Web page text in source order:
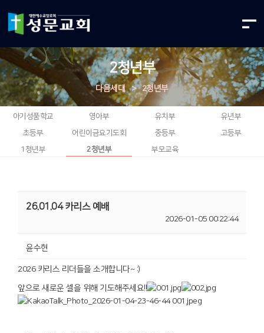
2청년부
다음세대 > 2청년부
아기성품학교 영아부 유치부
유년부
초등부
어린이금요기도회 중등부
고등부
1청년부
2청년부 부모교육
26.01.04 카리스 예배
2026-01-05 00:22:44
윤수현
2026 카리스 리더들을 소개합니다~ :)
앞으로 새로운 셀을 위해 기도해주세요!!